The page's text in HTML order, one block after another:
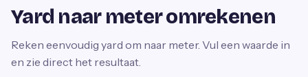
Yard naar meter omrekenen
Reken eenvoudig yard om naar meter. Vul een waarde in
en zie direct het resultaat.